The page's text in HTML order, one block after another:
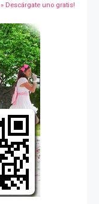
» Descárgate uno gratis!